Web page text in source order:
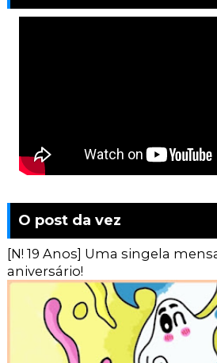
O post da vez
[N! 19 Anos] Uma singela
aniversário!